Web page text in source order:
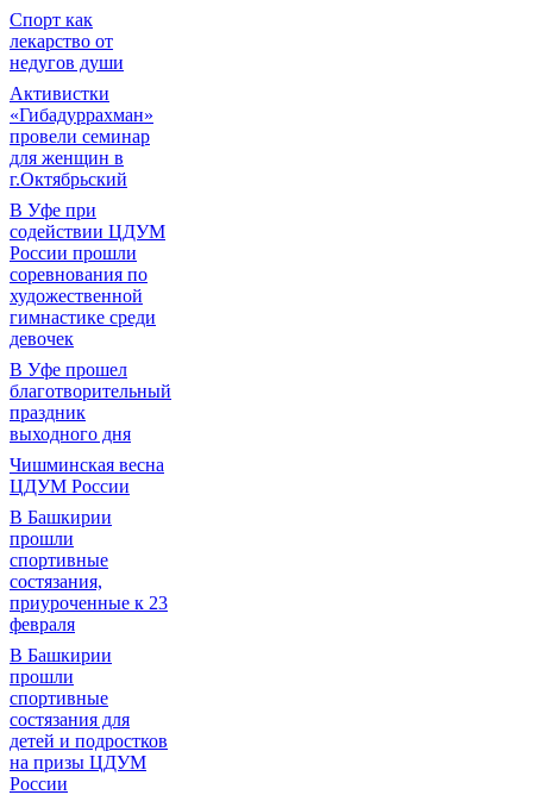
Спорт как
лекарство от
недугов души
Активистки
«Гибадуррахман»
провели семинар
для женщин в
г.Октябрьский
В Уфе при
содействии ЦДУМ
России прошли
соревнования по
художественной
гимнастике среди
девочек
В Уфе прошел
благотворительный
праздник
выходного дня
Чишминская весна
ЦДУМ России
В Башкирии
прошли
спортивные
состязания,
приуроченные к 23
февраля
В Башкирии
прошли
спортивные
состязания для
детей и подростков
на призы ЦДУМ
России